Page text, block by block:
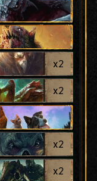
x2
x2
x2
x2